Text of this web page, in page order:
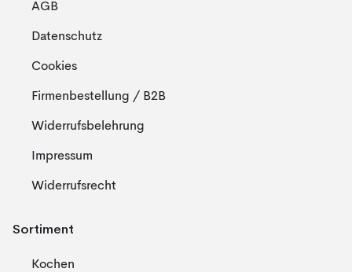
AGB
Datenschutz
Cookies
Firmenbestellung / B2B
Widerrufsbelehrung
Impressum
Widerrufsrecht
Sortiment
Kochen